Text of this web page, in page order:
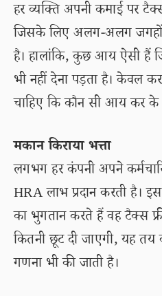
हर व्यक्ति अपनी कमाई पर
जिसके लिए अलग-अलग जगहों
है। हालांकि, कुछ आय ऐसी हैं
भी नहीं देना पड़ता है। केवल
चाहिए कि कौन सी आय कर के
मकान किराया भत्ता
लगभग हर कंपनी अपने
HRA लाभ प्रदान करती है।
का भुगतान करते हैं वह टैक्स
कितनी छूट दी जाएगी, यह
गणना भी की जाती है।